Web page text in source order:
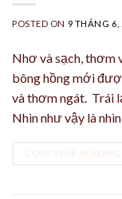
POSTED ON 9 THÁNG 6,
Nhơ và sạch, thơm
bông hồng mới
và thơm ngát. Trái
Nhìn như vậy là